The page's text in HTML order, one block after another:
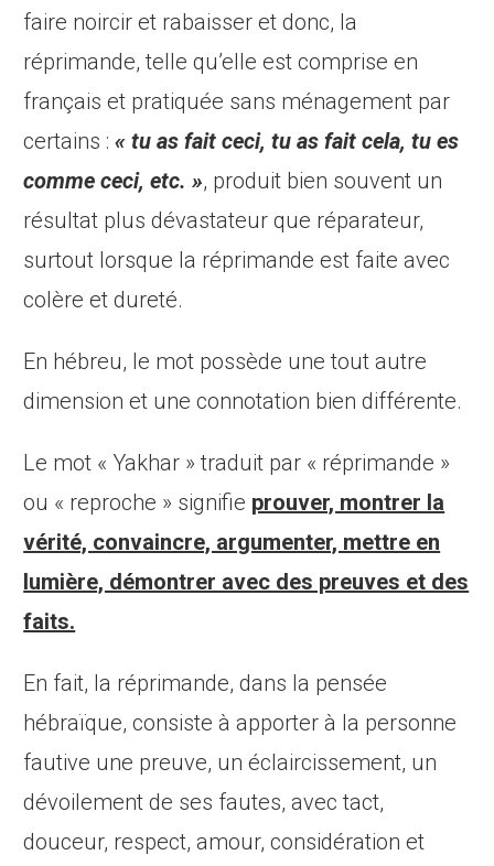
faire noircir et rabaisser et donc, la
réprimande, telle qu’elle est comprise en
français et pratiquée sans ménagement par
certains :« tu as fait ceci, tu as fait cela, tu es
comme ceci, etc. », produit bien souvent un
résultat plus dévastateur que réparateur,
surtout lorsque la réprimande est faite avec
colère et dureté.
En hébreu, le mot possède une tout autre
dimension et une connotation bien différente.
Le mot « Yakhar » traduit par « réprimande »
ou « reproche » signifie prouver, montrer la
vérité, convaincre, argumenter, mettre en
lumière, démontrer avec des preuves et des
faits.
En fait, la réprimande, dans la pensée
hébraïque, consiste à apporter à la personne
fautive une preuve, un éclaircissement, un
dévoilement de ses fautes, avec tact,
douceur, respect, amour, considération et